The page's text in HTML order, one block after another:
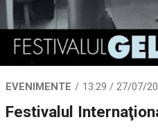
EVENIMENTE 13:29 / 27/07/
Festivalul